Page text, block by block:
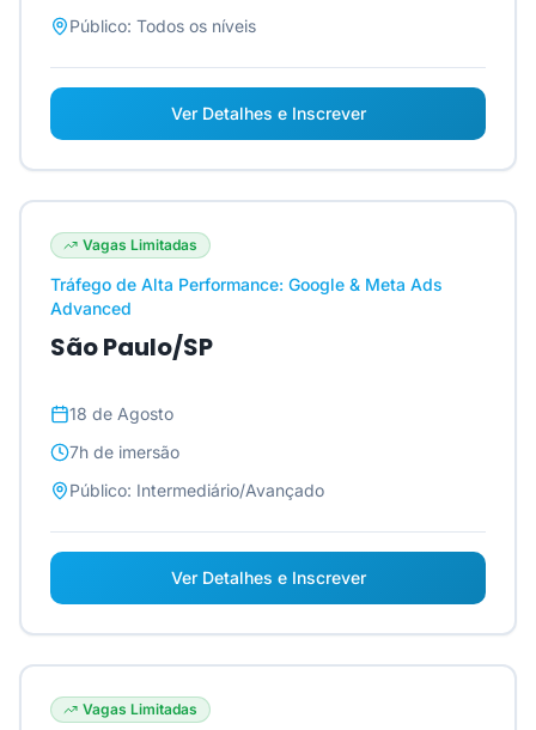
Público: Todos os níveis
Ver Detalhes e Inscrever
Vagas Limitadas
Tráfego de Alta Performance: Google & Meta Ads
Advanced
São Paulo/SP
18 de Agosto
7h de imersão
Público: Intermediário/Avançado
Ver Detalhes e Inscrever
Vagas Limitadas